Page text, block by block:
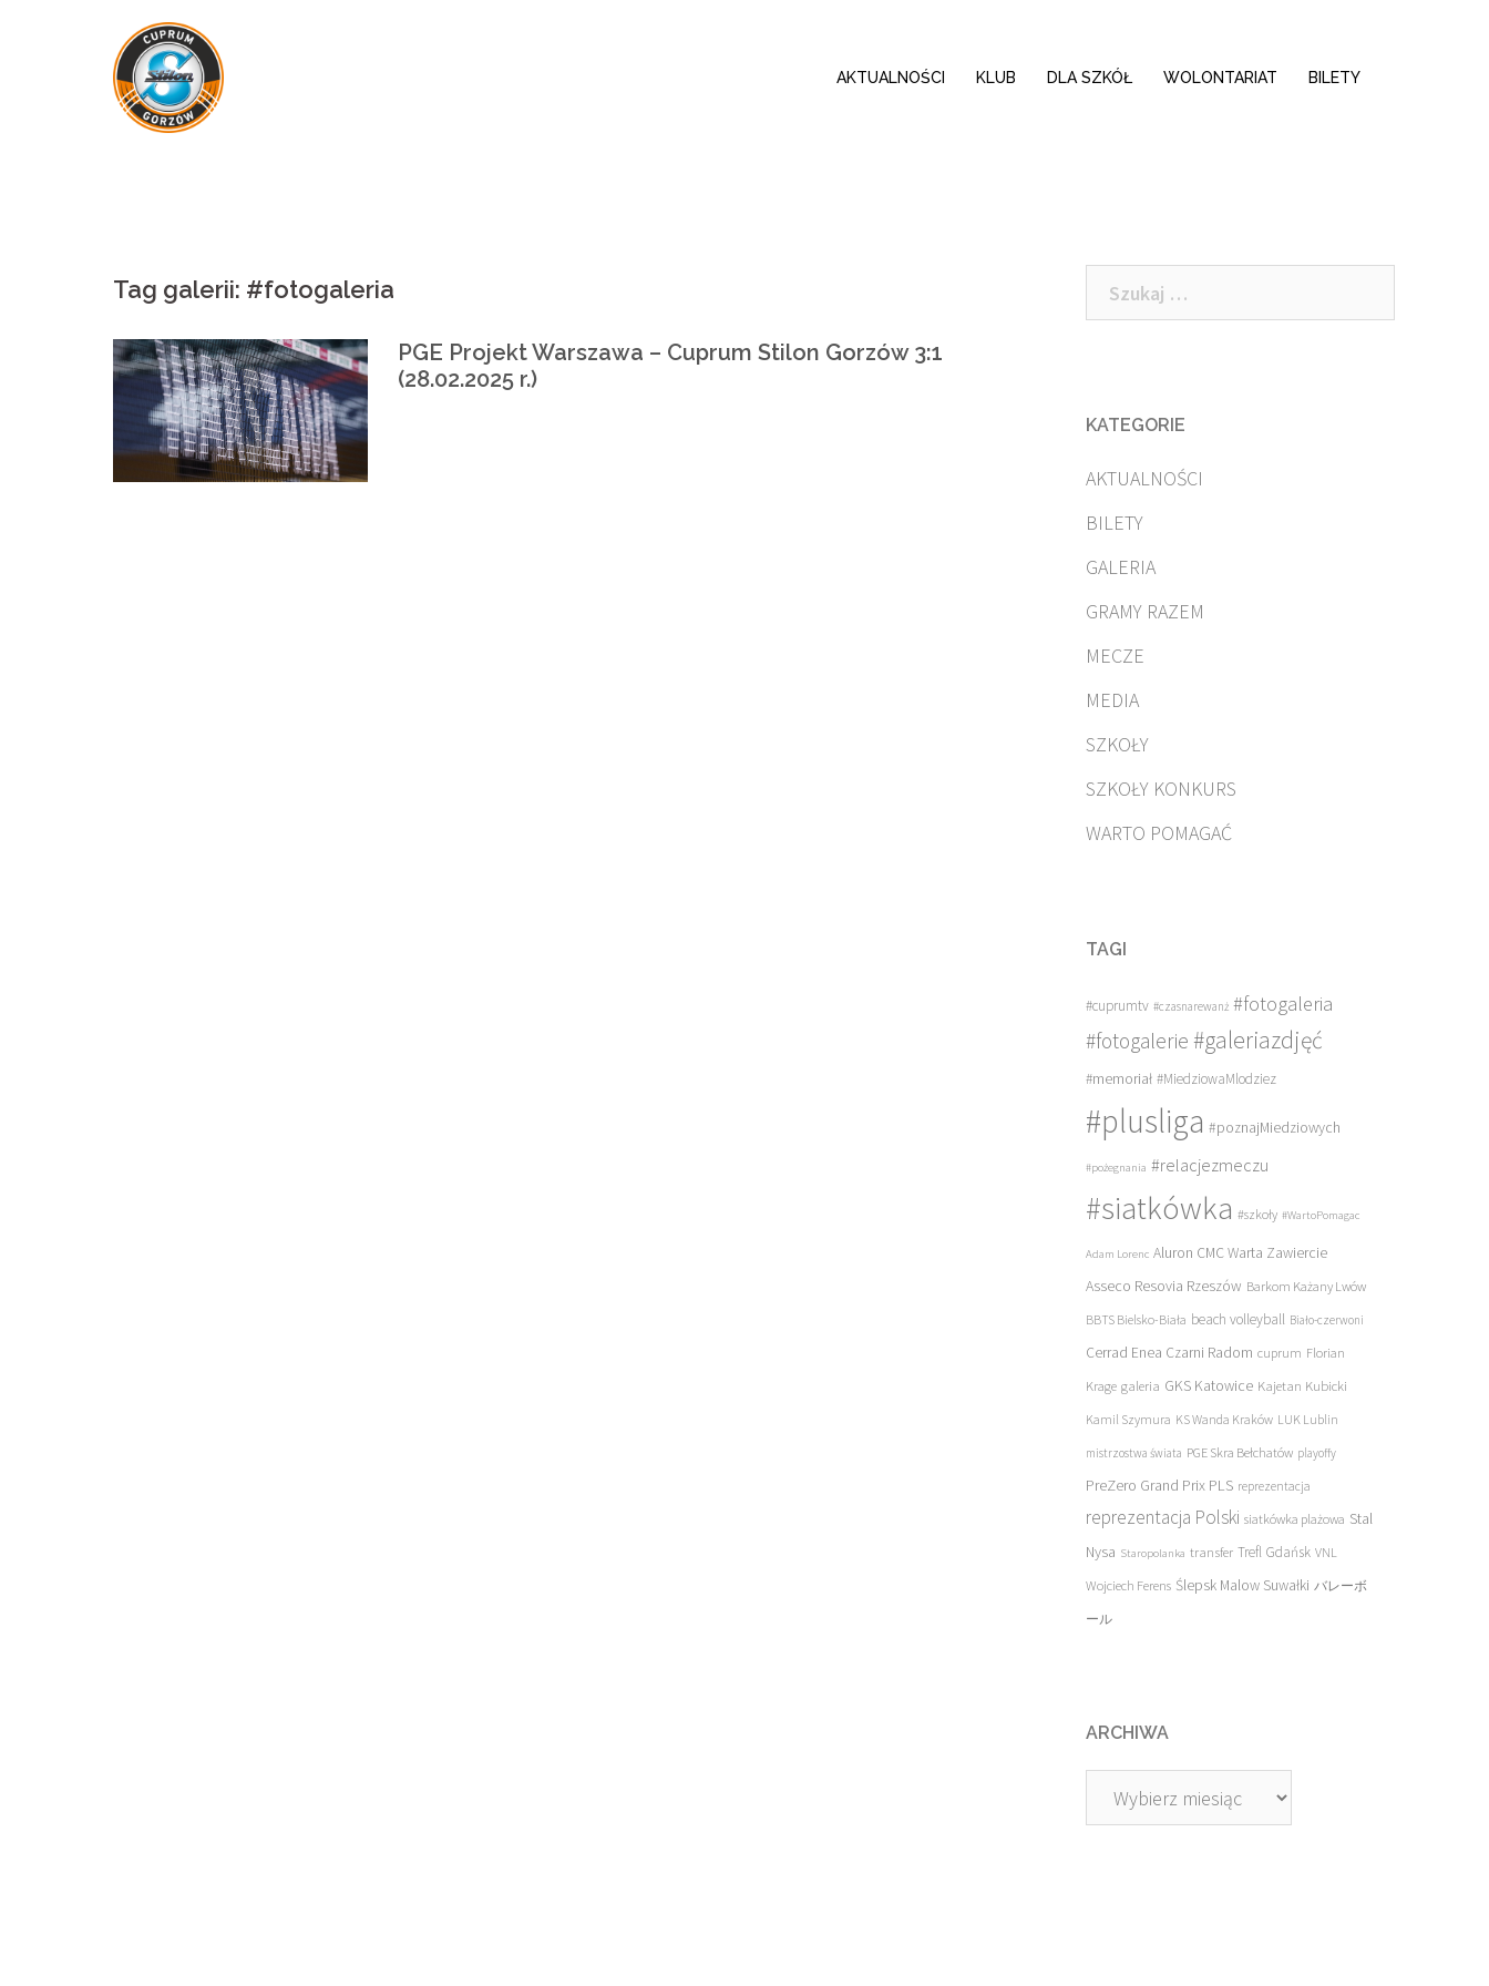
AKTUALNOŚCI KLUB DLA SZKÓŁ WOLONTARIAT BILETY
Tag galerii: #fotogaleria
PGE Projekt Warszawa – Cuprum Stilon Gorzów 3:1
(28.02.2025 r.)
Szukaj:
KATEGORIE
AKTUALNOŚCI
BILETY
GALERIA
GRAMY RAZEM
MECZE
MEDIA
SZKOŁY
SZKOŁY KONKURS
WARTO POMAGAĆ
TAGI
#cuprumtv #czasnarewanż #fotogaleria
#fotogalerie #galeriazdjęć
#memoriał #MiedziowaMlodziez
#plusliga #poznajMiedziowych
#pożegnania #relacjezmeczu
#siatkówka #szkoły #WartoPomagac
Adam Lorenc Aluron CMC Warta Zawiercie
Asseco Resovia Rzeszów Barkom Każany Lwów
BBTS Bielsko-Biała beach volleyball Biało-czerwoni
Cerrad Enea Czarni Radom cuprum Florian
Krage galeria GKS Katowice Kajetan Kubicki
Kamil Szymura KS Wanda Kraków LUK Lublin
mistrzostwa świata PGE Skra Bełchatów playoffy
PreZero Grand Prix PLS reprezentacja
reprezentacja Polski siatkówka plażowa Stal
Nysa Staropolanka transfer Trefl Gdańsk VNL
Wojciech Ferens Ślepsk Malow Suwałki バレーボ
ール
ARCHIWA
Archiwa